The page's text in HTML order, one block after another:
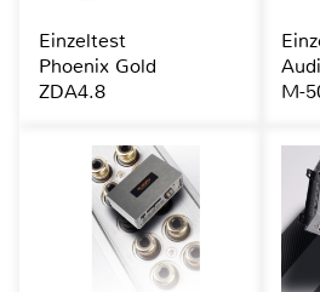
Einzeltest
Phoenix Gold
ZDA4.8
M-